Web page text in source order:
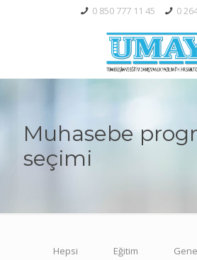
0 850 777 11 45 0
Muhasebe
seçimi
Hepsi Eğitim